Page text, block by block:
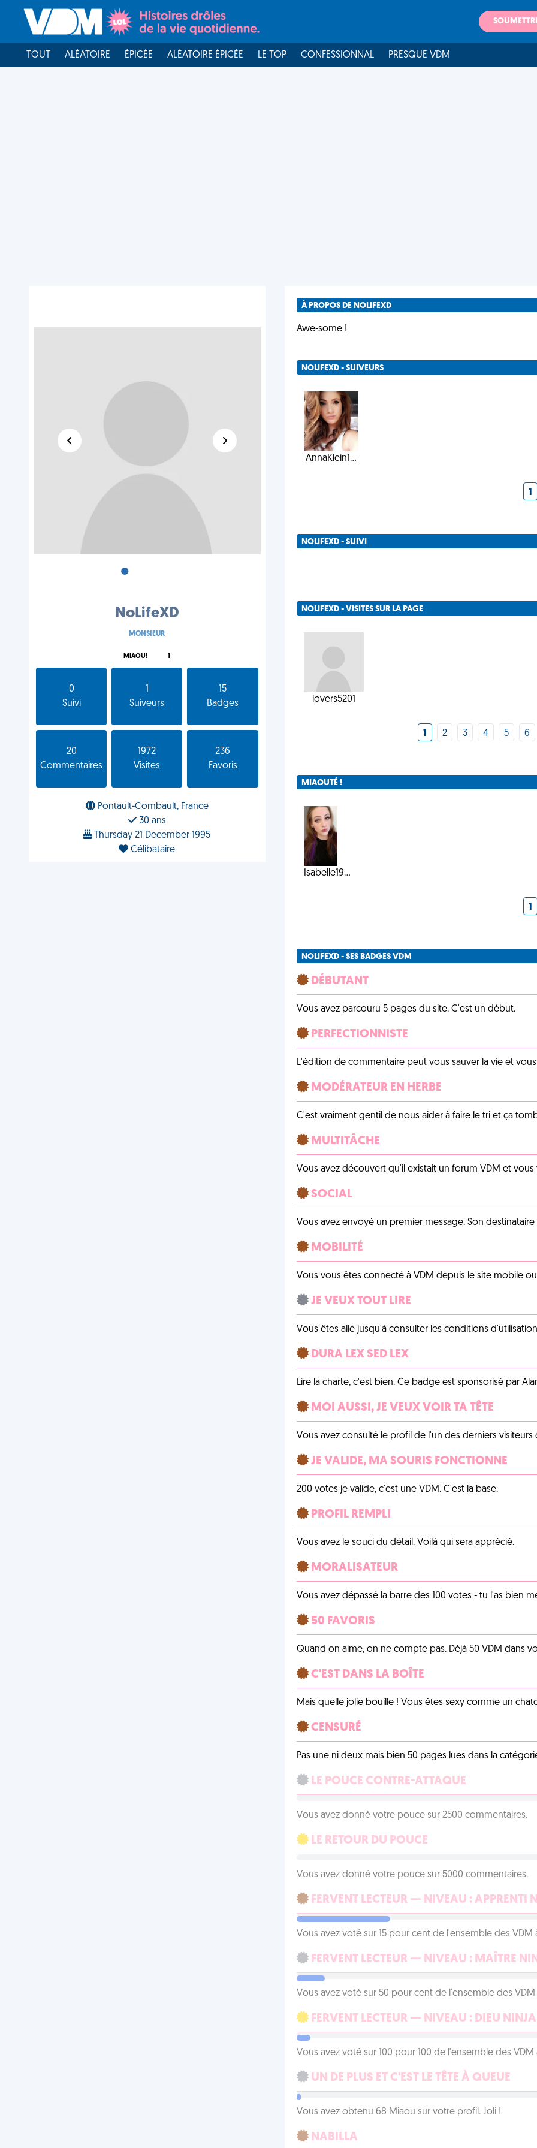
TOUT ALÉATOIRE ÉPICÉE ALÉATOIRE ÉPICÉE LE TOP CONFESSIONNAL PRESQUE VDM
•
NoLifeXD
MONSIEUR
MIAOU! 1
0
Suivi
Suiveurs
15
Badges
20
Commentaires
1972
Visites
236
Favoris
Pontault-Combault, France
30 ans
Thursday 21 December 1995
Célibataire
À PROPOS DE NOLIFEXD
Awe-some !
NOLIFEXD - SUIVEURS
AnnaKlein1...
1
NOLIFEXD - SUIVI
NOLIFEXD - VISITES SUR LA PAGE
lovers5201
1 2 3 4 5 6
MIAOUTÉ !
Isabelle19...
1
NOLIFEXD - SES BADGES VDM
DÉBUTANT
Vous avez parcouru 5 pages du site. C'est un début.
PERFECTIONNISTE
L'édition de commentaire peut vous sauver la vie et
MODÉRATEUR EN HERBE
C'est vraiment gentil de nous aider à faire le tri et ça
MULTITÂCHE
Vous avez découvert qu'il existait un forum VDM et
SOCIAL
Vous avez envoyé un premier message. Son
MOBILITÉ
Vous vous êtes connecté à VDM depuis le site mobile
JE VEUX TOUT LIRE
Vous êtes allé jusqu'à consulter les conditions
DURA LEX SED LEX
Lire la charte, c'est bien. Ce badge est sponsorisé par
MOI AUSSI, JE VEUX VOIR TA TÊTE
Vous avez consulté le profil de l'un des derniers
JE VALIDE, MA SOURIS FONCTIONNE
200 votes je valide, c'est une VDM. C'est la base.
PROFIL REMPLI
Vous avez le souci du détail. Voilà qui sera apprécié.
MORALISATEUR
Vous avez dépassé la barre des 100 votes - tu l'as bien
50 FAVORIS
Quand on aime, on ne compte pas. Déjà 50 VDM dans
C'EST DANS LA BOÎTE
Mais quelle jolie bouille ! Vous êtes sexy comme un
CENSURÉ
Pas une ni deux mais bien 50 pages lues dans la
LE POUCE CONTRE-ATTAQUE
Vous avez donné votre pouce sur 2500 commentaires.
LE RETOUR DU POUCE
Vous avez donné votre pouce sur 5000 commentaires.
FERVENT LECTEUR — NIVEAU : APPRENTI
Vous avez voté sur 15 pour cent de l'ensemble des VDM
FERVENT LECTEUR — NIVEAU : MAÎTRE
Vous avez voté sur 50 pour cent de l'ensemble des VDM
FERVENT LECTEUR — NIVEAU : DIEU NINJA
Vous avez voté sur 100 pour 100 de l'ensemble des VDM
UN DE PLUS ET C'EST LE TÊTE À QUEUE
Vous avez obtenu 68 Miaou sur votre profil. Joli !
NABILLA